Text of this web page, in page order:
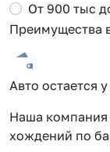
От 900 тыс
Преимущества
Авто остается у
Наша компания
хождений по